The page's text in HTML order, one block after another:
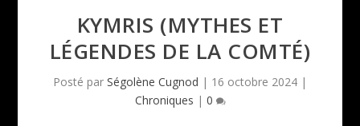
KYMRIS (MYTHES ET
LÉGENDES DE LA COMTÉ)
Posté par Ségolène Cugnod | 16 octobre 2024 |
Chroniques | 0